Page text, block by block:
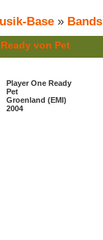
Base » Bands
von Pet
Player One Ready
Pet
Groenland (EMI)
2004